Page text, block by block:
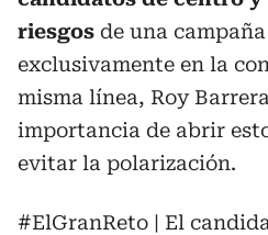
riesgos de una
exclusivamente en la
misma línea, Roy
importancia de abrir
evitar la polarización.
#ElGranReto | El